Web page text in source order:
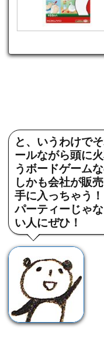
と、いうわけで
ールながら頭に
うボードゲーム
しかも会社が販
手に入っちゃう！
パーティーじゃ
い人にぜひ！